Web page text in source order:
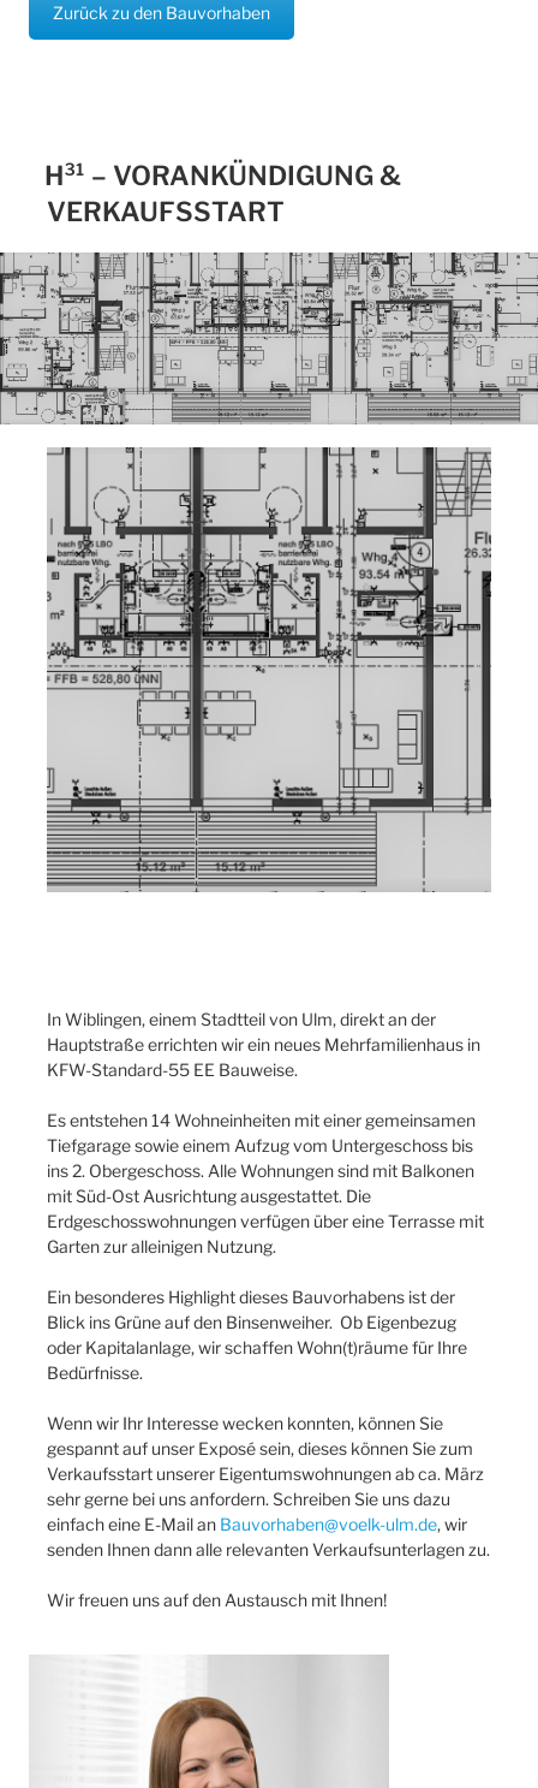
Zurück zu den Bauvorhaben
H³¹ – VORANKÜNDIGUNG &
VERKAUFSSTART
In Wiblingen, einem Stadtteil von Ulm, direkt an der
Hauptstraße errichten wir ein neues Mehrfamilienhaus in
KFW-Standard-55 EE Bauweise.
Es entstehen 14 Wohneinheiten mit einer gemeinsamen
Tiefgarage sowie einem Aufzug vom Untergeschoss bis
ins 2. Obergeschoss. Alle Wohnungen sind mit Balkonen
mit Süd-Ost Ausrichtung ausgestattet. Die
Erdgeschosswohnungen verfügen über eine Terrasse mit
Garten zur alleinigen Nutzung.
Ein besonderes Highlight dieses Bauvorhabens ist der
Blick ins Grüne auf den Binsenweiher. Ob Eigenbezug
oder Kapitalanlage, wir schaffen Wohn(t)räume für Ihre
Bedürfnisse.
Wenn wir Ihr Interesse wecken konnten, können Sie
gespannt auf unser Exposé sein, dieses können Sie zum
Verkaufsstart unserer Eigentumswohnungen ab ca. März
sehr gerne bei uns anfordern. Schreiben Sie uns dazu
einfach eine E-Mail an Bauvorhaben@voelk-ulm.de, wir
senden Ihnen dann alle relevanten Verkaufsunterlagen zu.
Wir freuen uns auf den Austausch mit Ihnen!